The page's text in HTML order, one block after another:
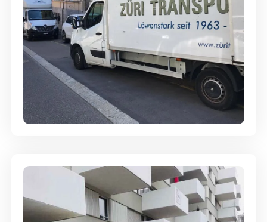
Full-Service - Für Privatumzüge